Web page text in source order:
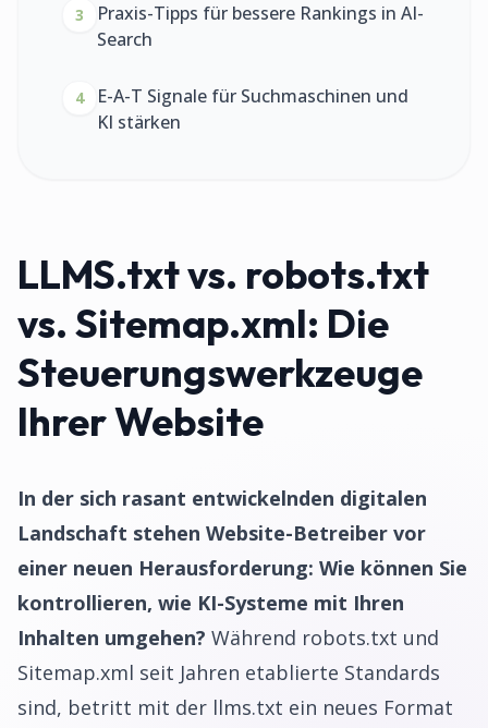
3
Praxis-Tipps für bessere Rankings in AI-
Search
4
E-A-T Signale für Suchmaschinen und
KI stärken
LLMS.txt vs. robots.txt
vs. Sitemap.xml: Die
Steuerungswerkzeuge
Ihrer Website
In der sich rasant entwickelnden digitalen
Landschaft stehen Website-Betreiber vor
einer neuen Herausforderung: Wie können Sie
kontrollieren, wie KI-Systeme mit Ihren
Inhalten umgehen? Während robots.txt und
Sitemap.xml seit Jahren etablierte Standards
sind, betritt mit der llms.txt ein neues Format